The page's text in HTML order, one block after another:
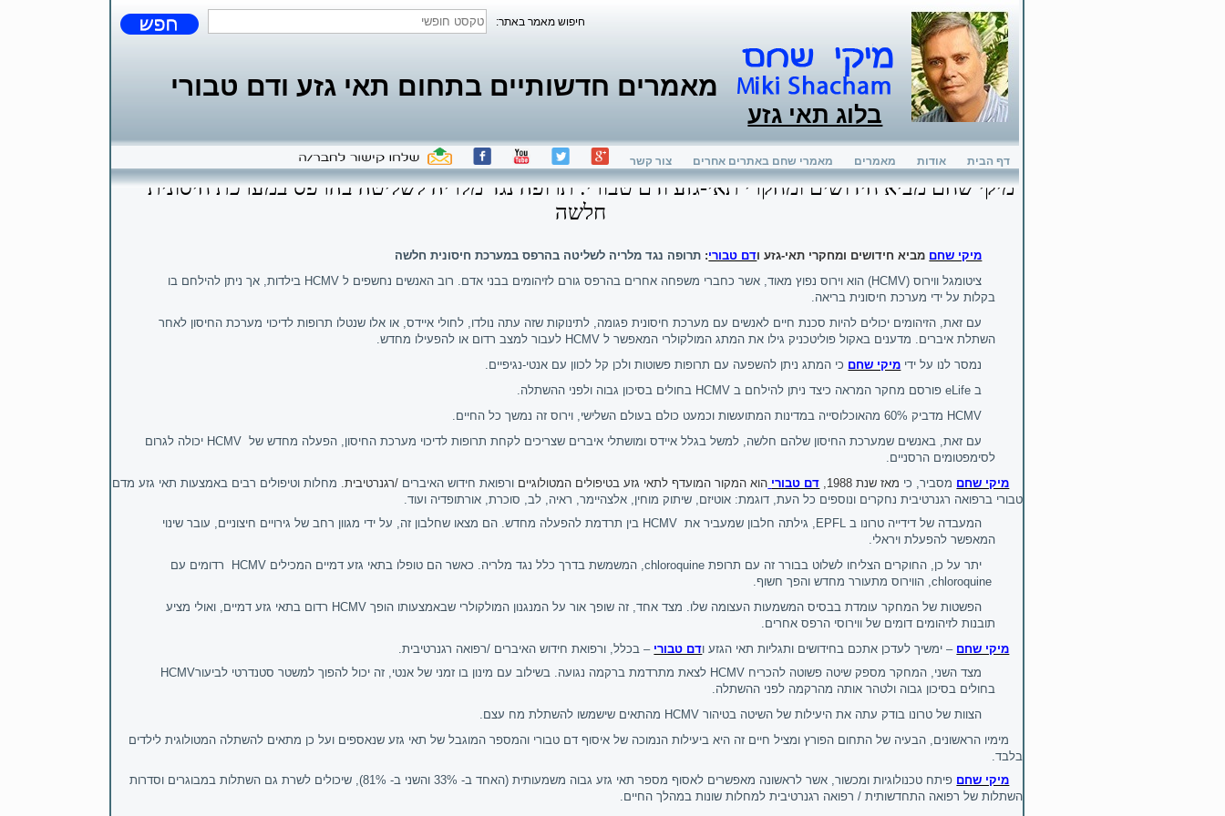
חיפוש מאמר באתר:
מאמרים חדשותיים בתחום תאי גזע ודם טבורי
בלוג תאי גזע
דף הבית אודות מאמרים מאמרי שחם באתרים אחרים צור קשר
מיקי שחם מביא חידושים ומחקרי תאי-גזע ודם טבורי: תרופה נגד מלריה לשליטה בהרפס במערכת חיסונית
חלשה
מיקי שחם מביא חידושים ומחקרי תאי-גזע ודם טבורי: תרופה נגד מלריה לשליטה בהרפס במערכת חיסונית חלשה
ציטומגל ווירוס (HCMV) הוא וירוס נפוץ מאוד, אשר כחברי משפחה אחרים בהרפס גורם לזיהומים בבני אדם. רוב האנשים נחשפים לHCMV בילדות, אך ניתן להילחם בו
בקלות על ידי מערכת חיסונית בריאה.
עם זאת, הזיהומים יכולים להיות סכנת חיים לאנשים עם מערכת חיסונית פגומה, לתינוקות שזה עתה נולדו, לחולי איידס, או אלו שנטלו תרופות לדיכוי מערכת החיסון לאחר
השתלת איברים. מדענים באקול פוליטכניק גילו את המתג המולקולרי המאפשר לHCMV לעבור למצב רדום או להפעילו מחדש.
נמסר לנו על ידי מיקי שחם כי המתג ניתן להשפעה עם תרופות פשוטות ולכן קל לכוון עם אנטי-נגיפיים.
בeLifeפורסם מחקר המראה כיצד ניתן להילחם בHCMV בחולים בסיכון גבוה ולפני ההשתלה.
HCMV מדביק 60% מהאוכלוסייה במדינות המתועשות וכמעט כולם בעולם השלישי, וירוס זה נמשך כל החיים.
עם זאת, באנשים שמערכת החיסון שלהם חלשה, למשל בגלל איידס ומושתלי איברים שצריכים לקחת תרופות לדיכוי מערכת החיסון, הפעלה מחדש של HCMV יכולה לגרום
לסימפטומים הרסניים.
מיקי שחם מסביר, כי מאז שנת 1988, דם טבורי הוא המקור המועדף לתאי גזע בטיפולים המטולוגיים ורפואת חידוש האיברים /רגנרטיבית. מחלות וטיפולים רבים באמצעות תאי גזע מדם
טבורי ברפואה רגנרטיבית נחקרים ונוספים כל העת, דוגמת: אוטיזם, שיתוק מוחין, אלצהיימר, ראיה, לב, סוכרת, אורתופדיה ועוד.
המעבדה של דידייה טרונו בEPFL , גילתה חלבון שמעביר את HCMV בין תרדמת להפעלה מחדש. הם מצאו שחלבון זה, על ידי מגוון רחב של גירויים חיצוניים, עובר שינוי
המאפשר להפעלת ויראלי.
יתר על כן, החוקרים הצליחו לשלוט בבורר זה עם תרופת chloroquine, המשמשת בדרך כלל נגד מלריה. כאשר הם טופלו בתאי גזע דמיים המכילים HCMV
רדומים עם
chloroquine, הווירוס מתעורר מחדש והפך חשוף.
הפשטות של המחקר עומדת בבסיס המשמעות העצומה שלו. מצד אחד, זה שופך אור על המנגנון המולקולרי שבאמצעותו הופךHCMV רדום בתאי גזע דמיים, ואולי מציע
תובנות לזיהומים דומים של ווירוסי הרפס אחרים.
מיקי שחם – ימשיך לעדכן אתכם בחידושים ותגליות תאי הגזע ודם טבורי – בכלל, ורפואת חידוש האיברים /רפואה רגנרטיבית.
מצד השני, המחקר מספק שיטה פשוטה להכריח HCMV לצאת מתרדמת ברקמה נגועה. בשילוב עם מינון בו זמני של אנטי, זה יכול להפוך למשטר סטנדרטי לביעורHCMV
בחולים בסיכון גבוה ולטהר אותה מהרקמה לפני ההשתלה.
הצוות של טרונו בודק עתה את היעילות של השיטה בטיהורHCMV מהתאים שישמשו להשתלת מח עצם.
מימיו הראשונים, הבעיה של התחום הפורץ ומציל חיים זה היא ביעילות הנמוכה של איסוף דם טבורי והמספר המוגבל של תאי גזע שנאספים ועל כן מתאים להשתלה המטולוגית לילדים
בלבד.
מיקי שחם
פיתח טכנולוגיות ומכשור, אשר לראשונה מאפשרים לאסוף מספר תאי גזע גבוה משמעותית (האחד ב- 33% והשני ב- 81%), שיכולים לשרת גם השתלות במבוגרים וסדרות
השתלות של רפואה התחדשותית / רפואה רגנרטיבית למחלות שונות במהלך החיים.